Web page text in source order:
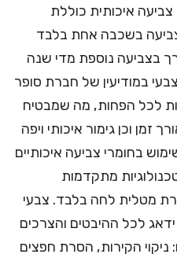
איכותית כוללת
בשכבה אחת בלבד
בצביעה נוספת מדי שנה
במודיעין של חברת סופר
לכל הפחות, מה שמבטיח
וכן גימור איכותי ויפה
בחומרי צביעה איכותיים
מתקדמות
מטלית לחה בלבד. צבעי
לכל ההיבטים והצרכים
הקירות, הסרת חפצים